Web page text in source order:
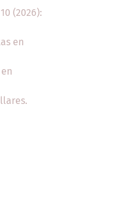
(2026):
en